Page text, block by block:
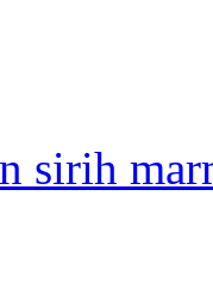
sirih